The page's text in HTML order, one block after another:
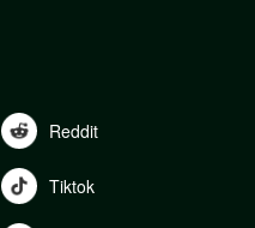
Reddit
Tiktok